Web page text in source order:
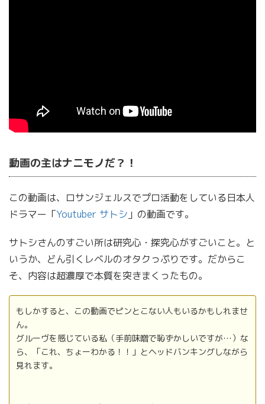
動画の主はナニモノだ？！
この動画は、ロサンジェルスでプロ活動をしている日本人
ドラマー「Youtuber サトシ 」の動画です。
サトシさんのすごい所は研究心・探究心がすごいこと。と
いうか、どん引くレベルのオタクっぷりです。だからこ
そ、内容は超濃厚で本質を突きまくったもの。
もしかすると、この動画でピンとこない人もいるかもしれませ
ん。
グルーヴを感じている私（手前味噌で恥ずかしいですが…）な
ら、「これ、ちょーわかる！！」とヘッドバンキングしながら
見れます。